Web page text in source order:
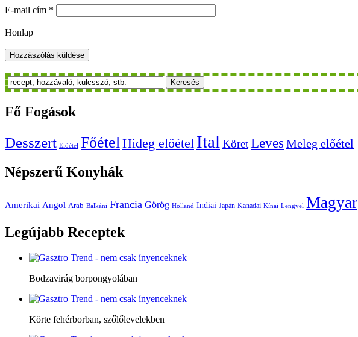
E-mail cím *
Honlap
Keresés
Fő Fogások
Desszert Előétel FőételHideg előétel Ital KöretLeves Meleg előétel
Népszerű Konyhák
Amerikai Angol Arab Balkáni Francia Görög Holland Indiai Japán Kanadai Kínai Lengyel Magyar
Legújabb Receptek
Bodzavirág borpongyolában
Körte fehérborban, szőlőlevelekben